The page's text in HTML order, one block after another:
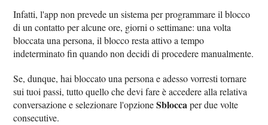
Infatti, l'app non prevede un sistema per programmare il blocco
di un contatto per alcune ore, giorni o settimane: una volta
bloccata una persona, il blocco resta attivo a tempo
indeterminato fin quando non decidi di procedere manualmente.
Se, dunque, hai bloccato una persona e adesso vorresti tornare
sui tuoi passi, tutto quello che devi fare è accedere alla relativa
conversazione e selezionare l'opzioneSbloccaper due volte
consecutive.